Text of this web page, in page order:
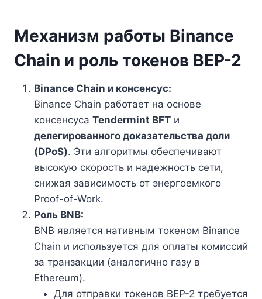
Механизм работы Binance
Chain и роль токенов BEP-2
Binance Chain и консенсус:
Binance Chain работает на основе
консенсуса Tendermint BFT и
делегированного доказательства доли
(DPoS). Эти алгоритмы обеспечивают
высокую скорость и надежность сети,
снижая зависимость от энергоемкого
Proof-of-Work.
Роль BNB:
BNB является нативным токеном Binance
Chain и используется для оплаты комиссий
за транзакции (аналогично газу в
Ethereum).
Для отправки токенов BEP-2 требуется